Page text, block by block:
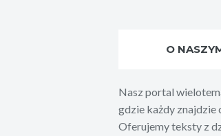
O
Nasz portal
gdzie każdy znajdzie
Oferujemy teksty z